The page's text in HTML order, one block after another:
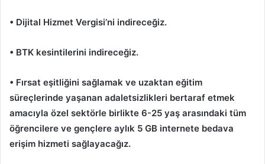
• Dijital Hizmet Vergisi’ni indireceğiz.
• BTK kesintilerini indireceğiz.
• Fırsat eşitliğini sağlamak ve uzaktan eğitim
süreçlerinde yaşanan adaletsizlikleri bertaraf etmek
amacıyla özel sektörle birlikte 6-25 yaş arasındaki tüm
öğrencilere ve gençlere aylık 5 GB internete bedava
erişim hizmeti sağlayacağız.